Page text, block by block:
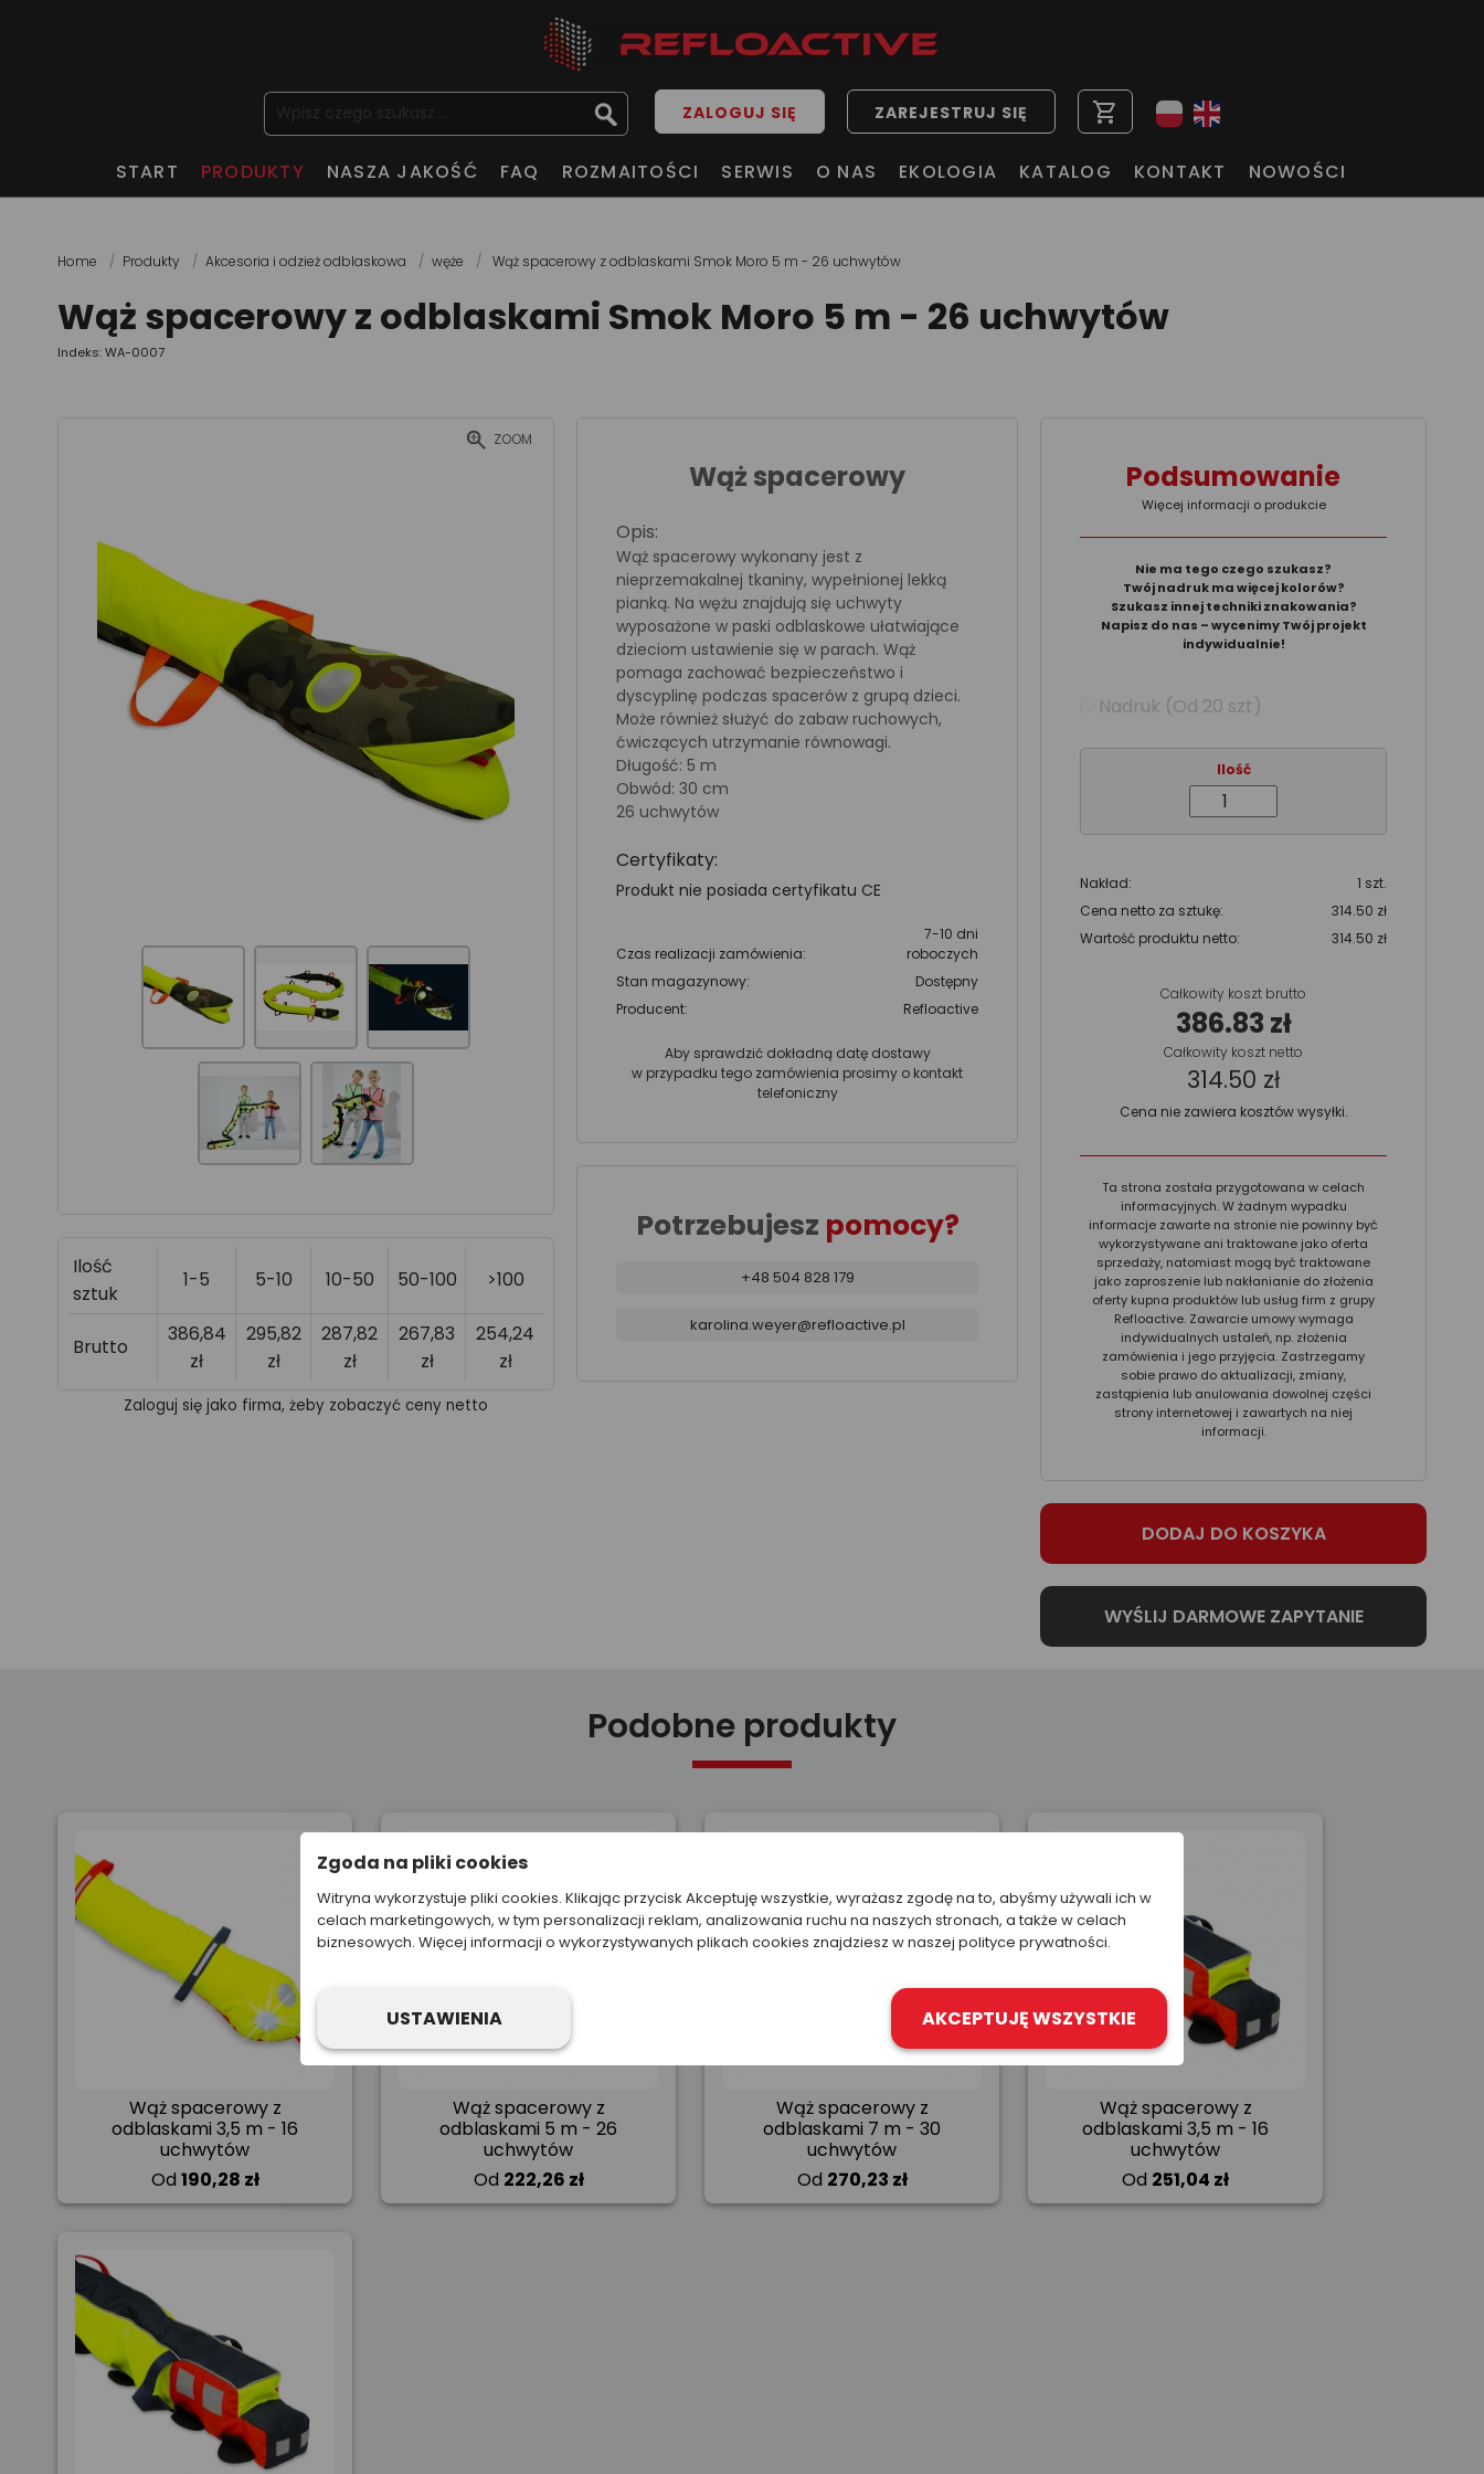
ZALOGUJ SIĘ ZAREJESTRUJ SIĘ shopping_cart
START PRODUKTY NASZA JAKOŚĆ FAQ ROZMAITOŚCI SERWIS O NAS EKOLOGIA KATALOG KONTAKT NOWOŚCI
Home Produkty Akcesoria i odzież odblaskowa węże Wąż spacerowy z odblaskami Smok Moro 5 m - 26 uchwytów
Wąż spacerowy z odblaskami Smok Moro 5 m - 26 uchwytów
Indeks: WA-0007
ZOOM
Ilość
sztuk
1-5 5-10 10-50 50-100 >100
Brutto
386,84
zł
295,82
zł
287,82
zł
267,83
zł
254,24
zł
Zaloguj się jako firma, żeby zobaczyć ceny netto
Wąż spacerowy
Opis:
Wąż spacerowy wykonany jest z
nieprzemakalnej tkaniny, wypełnionej lekką
pianką. Na wężu znajdują się uchwyty
wyposażone w paski odblaskowe ułatwiające
dzieciom ustawienie się w parach. Wąż
pomaga zachować bezpieczeństwo i
dyscyplinę podczas spacerów z grupą dzieci.
Może również służyć do zabaw ruchowych,
ćwiczących utrzymanie równowagi.
Długość: 5 m
Obwód: 30 cm
26 uchwytów
Certyfikaty:
Produkt nie posiada certyfikatu CE
Czas realizacji zamówienia:
7-10 dni
roboczych
Stan magazynowy:
Dostępny
Producent:
Refloactive
Aby sprawdzić dokładną datę dostawy
w przypadku tego zamówienia prosimy o kontakt
telefoniczny
Potrzebujesz pomocy?
+48 504 828 179
karolina.weyer@refloactive.pl
Podsumowanie
Więcej informacji o produkcie
Nie ma tego czego szukasz?
Twój nadruk ma więcej kolorów?
Szukasz innej techniki znakowania?
Napisz do nas – wycenimy Twój projekt
indywidualnie!
Nadruk (Od 20 szt)
Ilość
Nakład:
1 szt.
Cena netto za sztukę:
314.50 zł
Wartość produktu netto:
314.50 zł
Całkowity koszt brutto
386.83 zł
Całkowity koszt netto
314.50 zł
Cena nie zawiera kosztów wysyłki.
Ta strona została przygotowana w celach
informacyjnych. W żadnym wypadku
informacje zawarte na stronie nie powinny być
wykorzystywane ani traktowane jako oferta
sprzedaży, natomiast mogą być traktowane
jako zaproszenie lub nakłanianie do złożenia
oferty kupna produktów lub usług firm z grupy
Refloactive. Zawarcie umowy wymaga
indywidualnych ustaleń, np. złożenia
zamówienia i jego przyjęcia. Zastrzegamy
sobie prawo do aktualizacji, zmiany,
zastąpienia lub anulowania dowolnej części
strony internetowej i zawartych na niej
informacji.
Podobne produkty
Wąż spacerowy z
odblaskami 3,5 m - 16
uchwytów
Od 190,28 zł
Wąż spacerowy z
odblaskami 5 m - 26
uchwytów
Od 222,26 zł
Wąż spacerowy z
odblaskami 7 m - 30
uchwytów
Od 270,23 zł
Wąż spacerowy z
odblaskami 3,5 m - 16
uchwytów
Od 251,04 zł
Zgoda na pliki cookies
Witryna wykorzystuje pliki cookies. Klikając przycisk Akceptuję wszystkie, wyrażasz zgodę na to, abyśmy używali ich w
celach marketingowych, w tym personalizacji reklam, analizowania ruchu na naszych stronach, a także w celach
biznesowych. Więcej informacji o wykorzystywanych plikach cookies znajdziesz w naszej polityce prywatności.
USTAWIENIA AKCEPTUJĘ WSZYSTKIE